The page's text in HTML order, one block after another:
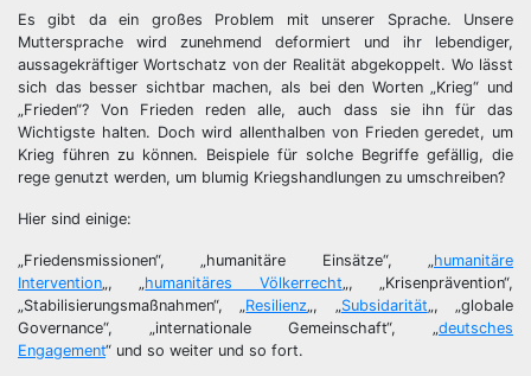
Es gibt da ein großes Problem mit unserer Sprache. Unsere
Muttersprache wird zunehmend deformiert und ihr lebendiger,
aussagekräftiger Wortschatz von der Realität abgekoppelt. Wo lässt
sich das besser sichtbar machen, als bei den Worten „Krieg“ und
„Frieden“? Von Frieden reden alle, auch dass sie ihn für das
Wichtigste halten. Doch wird allenthalben von Frieden geredet, um
Krieg führen zu können. Beispiele für solche Begriffe gefällig, die
rege genutzt werden, um blumig Kriegshandlungen zu umschreiben?
Hier sind einige:
„Friedensmissionen“, „humanitäre Einsätze“, „humanitäre
Intervention„, „humanitäres Völkerrecht„, „Krisenprävention“,
„Stabilisierungsmaßnahmen“, „Resilienz„, „Subsidarität„, „globale
Governance“, „internationale Gemeinschaft“, „deutsches
Engagement“ und so weiter und so fort.